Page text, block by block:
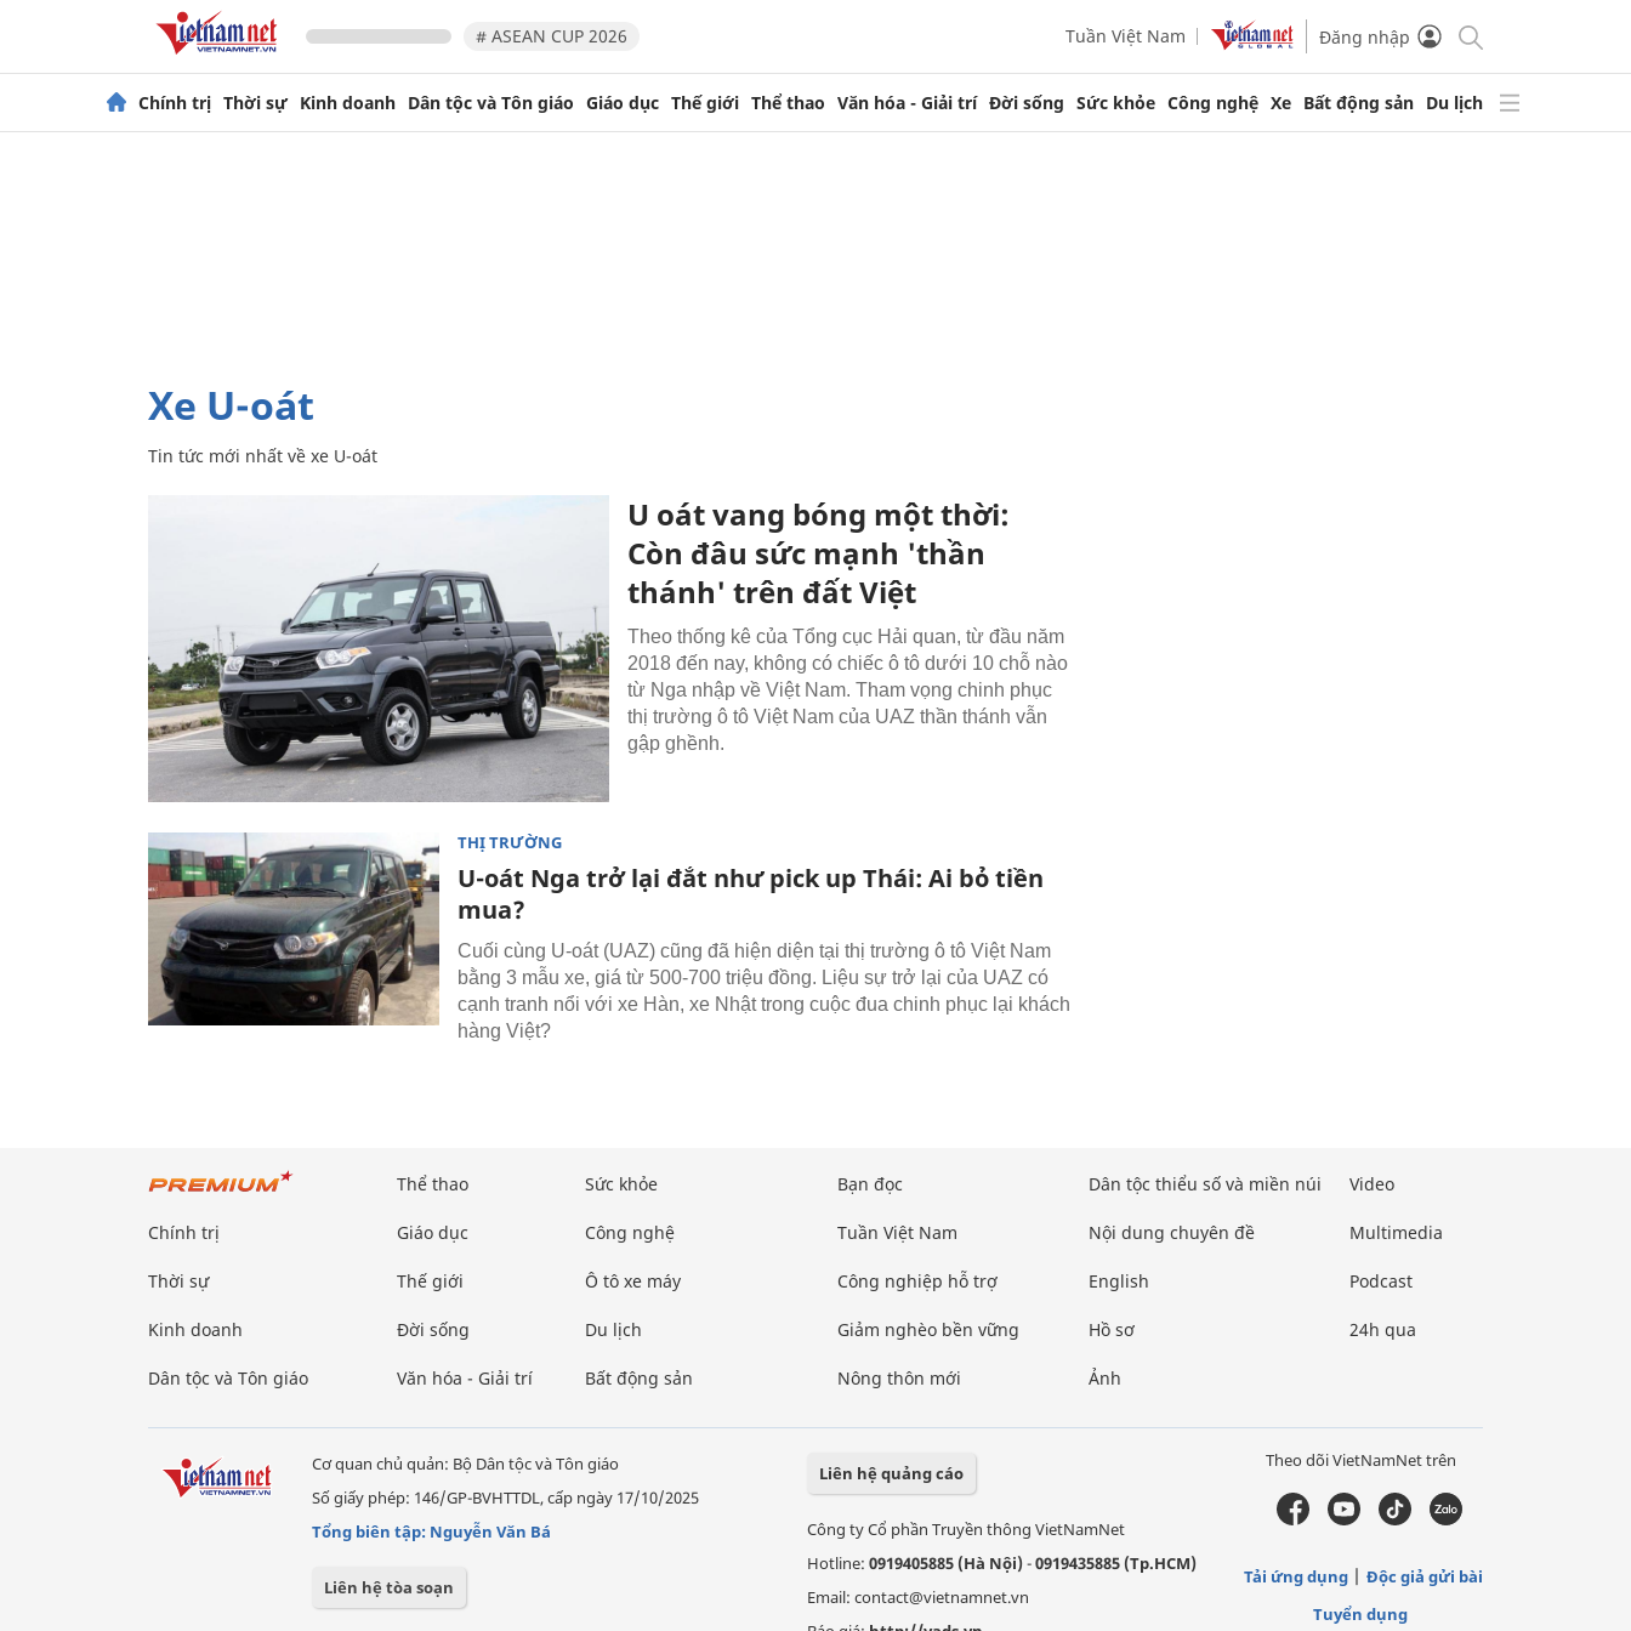
# ASEAN CUP 2026 Tuần Việt Nam Đăng nhập
Chính trị Thời sự Kinh doanh Dân tộc và Tôn giáo Giáo dục Thế giới Thể thao Văn hóa - Giải trí Đời sống Sức khỏe Công nghệ Xe Bất động sản Du lịch
xe U-oát
Tin tức mới nhất về xe U-oát
U oát vang bóng một thời:
Còn đâu sức mạnh 'thần
thánh' trên đất Việt
Theo thống kê của Tổng cục Hải quan, từ đầu năm
2018 đến nay, không có chiếc ô tô dưới 10 chỗ nào
từ Nga nhập về Việt Nam. Tham vọng chinh phục
thị trường ô tô Việt Nam của UAZ thần thánh vẫn
gập ghềnh.
THỊ TRƯỜNG
U-oát Nga trở lại đắt như pick up Thái: Ai bỏ tiền
mua?
Cuối cùng U-oát (UAZ) cũng đã hiện diện tại thị trường ô tô Việt Nam
bằng 3 mẫu xe, giá từ 500-700 triệu đồng. Liệu sự trở lại của UAZ có
cạnh tranh nổi với xe Hàn, xe Nhật trong cuộc đua chinh phục lại khách
hàng Việt?
Chính trị
Thời sự
Kinh doanh
Dân tộc và Tôn giáo
Thể thao
Giáo dục
Thế giới
Đời sống
Văn hóa - Giải trí
Sức khỏe
Công nghệ
Ô tô xe máy
Du lịch
Bất động sản
Bạn đọc
Tuần Việt Nam
Công nghiệp hỗ trợ
Giảm nghèo bền vững
Nông thôn mới
Dân tộc thiểu số và miền núi
Nội dung chuyên đề
English
Hồ sơ
Ảnh
Video
Multimedia
Podcast
24h qua
Cơ quan chủ quản: Bộ Dân tộc và Tôn giáo
Số giấy phép: 146/GP-BVHTTDL, cấp ngày 17/10/2025
Tổng biên tập: Nguyễn Văn Bá
Liên hệ tòa soạn
Liên hệ quảng cáo
Công ty Cổ phần Truyền thông VietNamNet
Hotline: 0919405885 (Hà Nội)-0919435885 (Tp.HCM)
Email: contact@vietnamnet.vn
Theo dõi VietNamNet trên
Tải ứng dụng
Độc giả gửi bài
Tuyển dụng